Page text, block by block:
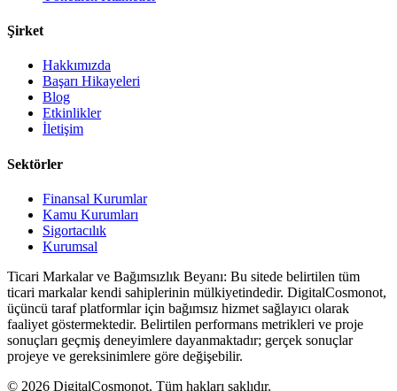
Şirket
Hakkımızda
Başarı Hikayeleri
Blog
Etkinlikler
İletişim
Sektörler
Finansal Kurumlar
Kamu Kurumları
Sigortacılık
Kurumsal
Ticari Markalar ve Bağımsızlık Beyanı: Bu sitede belirtilen tüm
ticari markalar kendi sahiplerinin mülkiyetindedir. DigitalCosmonot,
üçüncü taraf platformlar için bağımsız hizmet sağlayıcı olarak
faaliyet göstermektedir. Belirtilen performans metrikleri ve proje
sonuçları geçmiş deneyimlere dayanmaktadır; gerçek sonuçlar
projeye ve gereksinimlere göre değişebilir.
© 2026 DigitalCosmonot. Tüm hakları saklıdır.